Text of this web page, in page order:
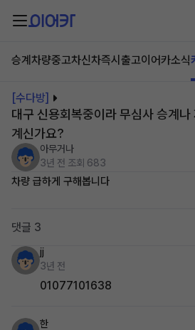
승계차량중고차신차즉시출고이어카소식
[수다방]
대구 신용회복중이라 무심사 승계
계신가요?
아무거나
3년 전 조회 683
차량 급하게 구해봅니다
댓글 3
jj
3년 전
01077101638
한